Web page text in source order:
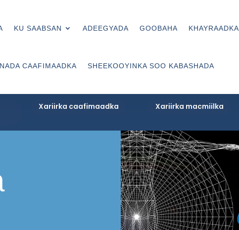
KU SAABSAN ADEEGYADA GOOBAHA KHAYRAADKA
CAAFIMAADKA SHEEKOOYINKA SOO KABASHADA
Xariirka caafimaadka Xariirka macmiilka